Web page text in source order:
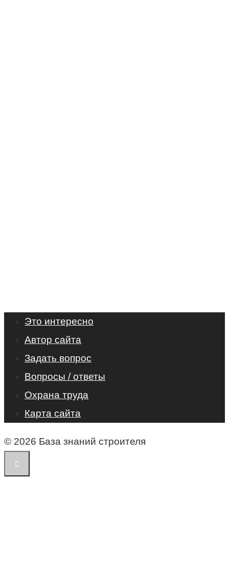
Это интересно
Автор сайта
Задать вопрос
Вопросы / ответы
Охрана труда
Карта сайта
© 2026 База знаний строителя